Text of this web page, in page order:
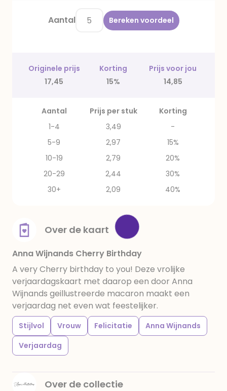
Aantal Bereken voordeel
Originele prijs Korting
Prijs voor jou
17,45
15% 14,85
Aantal Prijs per stuk
Korting
1-4
3,49
-
5-9
2,97
15%
10-19
2,79
20%
20-29
2,44
30%
30+
2,09 40%
Over de kaart
Anna Wijnands Cherry Birthday
A very Cherry birthday to you! Deze vrolijke
verjaardagskaart met daarop een door Anna
Wijnands geillustreerde macaron maakt een
verjaardag net even wat feestelijker.
Stijlvol Vrouw Felicitatie
Anna Wijnands
Verjaardag
Over de collectie